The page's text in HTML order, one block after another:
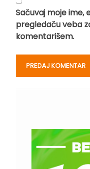
Sačuvaj moje
pregledaču veba
komentarišem.